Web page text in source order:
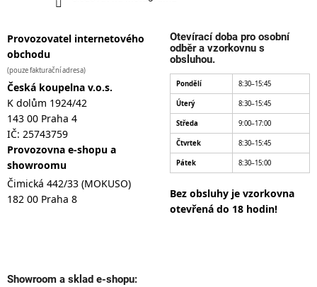
Provozovatel internetového
obchodu
(pouze fakturační adresa)
Česká koupelna v.o.s.
K dolům 1924/42
143 00 Praha 4
IČ: 25743759
Provozovna e-shopu a
showroomu
Čimická 442/33 (MOKUSO)
182 00 Praha 8
Otevírací doba pro osobní
odběr a vzorkovnu s
obsluhou.
Pondělí 8:30–15:45
Úterý 8:30–15:45
Středa 9:00–17:00
Čtvrtek 8:30–15:45
Pátek 8:30–15:00
Bez obsluhy je vzorkovna
otevřená do 18 hodin!
Showroom a sklad e-shopu: